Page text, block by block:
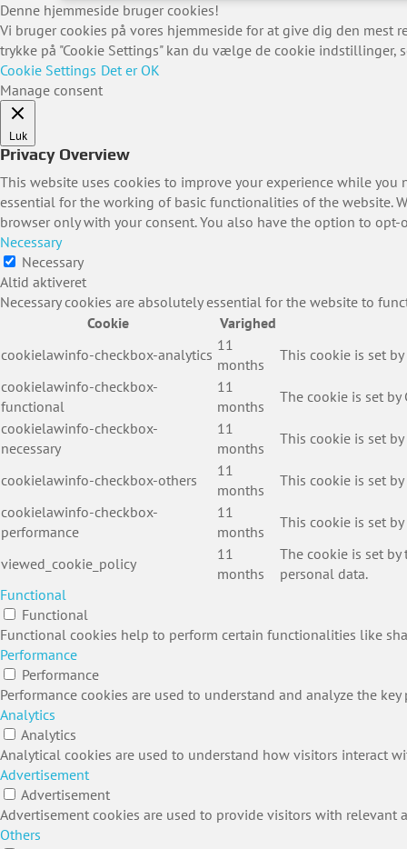
Denne hjemmeside bruger cookies!
Vi bruger cookies på vores hjemmeside for at give dig den mest
trykke på "Cookie Settings" kan du vælge de cookie
Cookie Settings Det er OK
Manage consent
Luk
Privacy Overview
This website uses cookies to improve your experience while you
essential for the working of basic functionalities of the website.
browser only with your consent. You also have the option to
Necessary
Necessary
Altid aktiveret
Necessary cookies are absolutely essential for the website to
Cookie
Varighed
cookielawinfo-checkbox-analytics
11
months
This cookie is set
cookielawinfo-checkbox-
functional
11
months
The cookie is set by
cookielawinfo-checkbox-
necessary
11
months
This cookie is set
cookielawinfo-checkbox-others
11
months
This cookie is set
cookielawinfo-checkbox-
performance
11
months
This cookie is set
viewed_cookie_policy
11
months
The cookie is set
personal data.
Functional
Functional
Functional cookies help to perform certain functionalities like
Performance
Performance
Performance cookies are used to understand and analyze the
Analytics
Analytics
Analytical cookies are used to understand how visitors interact
Advertisement
Advertisement
Advertisement cookies are used to provide visitors with relevant
Others